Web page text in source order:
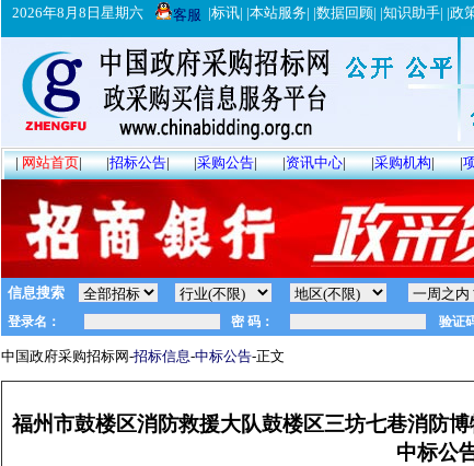
2026年8月8日星期六 客服 |标讯| |本站服务| |数据回顾| |知识助手| |政
|网站首页| |招标公告| |采购公告| |资讯中心| |采购机构| |
信息搜索
中国政府采购招标网-招标信息-中标公告-正文
福州市鼓楼区消防救援大队鼓楼区三坊七巷消防
中标公